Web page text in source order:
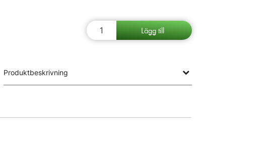
Produktbeskrivning